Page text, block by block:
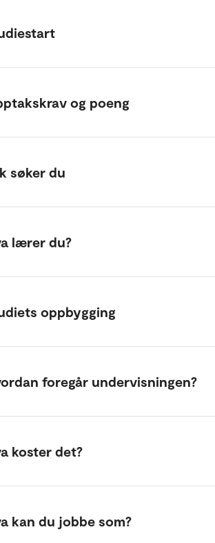
og poeng
søker du
lærer du?
oppbygging
foregår undervisningen?
koster det?
kan du jobbe som?